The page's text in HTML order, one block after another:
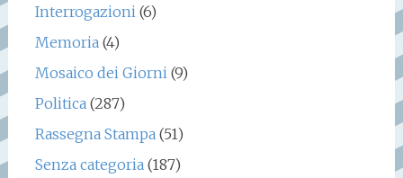
Interrogazioni (6)
Memoria (4)
Mosaico dei Giorni (9)
Politica (287)
Rassegna Stampa (51)
Senza categoria (187)